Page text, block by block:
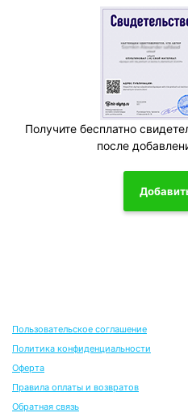
Получите бесплатно
после
Пользовательское соглашение
Политика конфиденциальности
Оферта
Правила оплаты и возвратов
Обратная связь